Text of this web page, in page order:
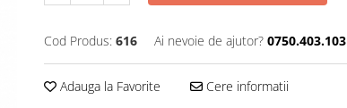
Cod Produs: 616 Ai nevoie de ajutor? 0750.403.103
Adauga la Favorite Cere informatii